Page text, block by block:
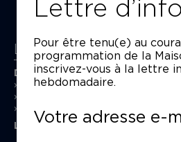
La Maison de la Poésie
Découvrir
En photos
L’équipe
Lettre d’info
Pour être tenu(e) au
programmation de la
inscrivez-vous à la lettre
hebdomadaire.
Votre adresse e-